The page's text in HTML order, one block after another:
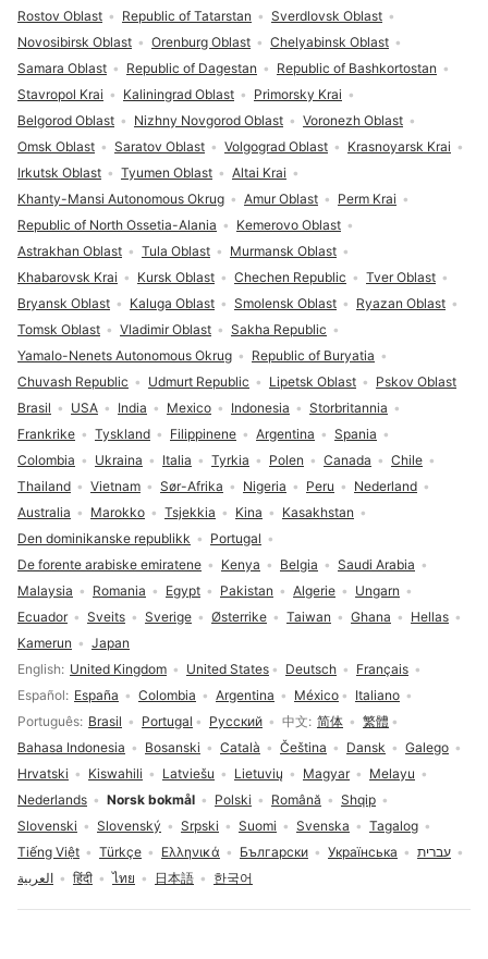
Språkvalg
English United Kingdom United States Deutsch
Français
Español
España Colombia Argentina México
Italiano
Português Brasil Portugal Русский 中文 简体
繁體
Bahasa Indonesia
Bosanski Català Čeština Dansk
Galego
Hrvatski
Kiswahili Latviešu Lietuvių Magyar
Melayu
Nederlands
Norsk bokmål Polski Română
Shqip
Slovenski
Slovenský Srpski Suomi Svenska
Tagalog
Tiếng Việt
Türkçe Ελληνικά Български Українська
עברית
العربية
हिंदी ไทย 日本語 한국어
Brasil USA India Mexico Indonesia
Storbritannia
Frankrike
Tyskland Filippinene Argentina
Spania
Colombia
Ukraina Italia Tyrkia Polen Canada
Chile
Thailand
Vietnam Sør-Afrika Nigeria Peru
Nederland
Australia
Marokko Tsjekkia Kina
Kasakhstan
Den dominikanske republikk
Portugal
De forente arabiske emiratene
Kenya Belgia
Saudi Arabia
Malaysia
Romania Egypt Pakistan Algerie
Ungarn
Ecuador
Sveits Sverige Østerrike Taiwan Ghana
Hellas
Kamerun
Japan
Rostov Oblast
Republic of Tatarstan
Sverdlovsk Oblast
Novosibirsk Oblast
Orenburg Oblast
Chelyabinsk Oblast
Samara Oblast
Republic of Dagestan
Republic of Bashkortostan
Stavropol Krai
Kaliningrad Oblast
Primorsky Krai
Belgorod Oblast
Nizhny Novgorod Oblast
Voronezh Oblast
Omsk Oblast
Saratov Oblast Volgograd Oblast
Krasnoyarsk Krai
Irkutsk Oblast
Tyumen Oblast
Altai Krai
Khanty-Mansi Autonomous Okrug
Amur Oblast
Perm Krai
Republic of North Ossetia-Alania
Kemerovo Oblast
Astrakhan Oblast
Tula Oblast
Murmansk Oblast
Khabarovsk Krai
Kursk Oblast Chechen Republic
Tver Oblast
Bryansk Oblast
Kaluga Oblast Smolensk Oblast
Ryazan Oblast
Tomsk Oblast
Vladimir Oblast
Sakha Republic
Yamalo-Nenets Autonomous Okrug
Republic of Buryatia
Chuvash Republic
Udmurt Republic Lipetsk Oblast Pskov Oblast